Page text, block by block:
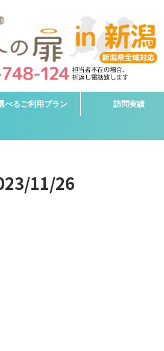
べるご利用プラン 訪問実績
11/26